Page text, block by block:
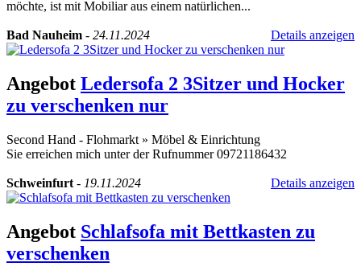
möchte, ist mit Mobiliar aus einem natürlichen...
Bad Nauheim - 24.11.2024 Details anzeigen
Angebot Ledersofa 2 3Sitzer und Hocker
zu verschenken nur
Second Hand - Flohmarkt » Möbel & Einrichtung
Sie erreichen mich unter der Rufnummer 09721186432
Schweinfurt - 19.11.2024 Details anzeigen
Angebot Schlafsofa mit Bettkasten zu
verschenken